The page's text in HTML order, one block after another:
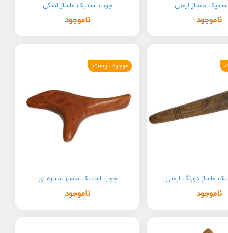
ماساژ ارمنی
ناموجود
چوب استیک ماساژ اشکی
ناموجود
ماساژ دورنگ ارمنی
ناموجود
موجود نیست!
چوب استیک ماساژ ستاره ای
ناموجود